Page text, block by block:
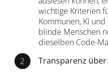
wichtige Kriterien
Kommunen, KI und
blinde Menschen
dieselben Code-
Transparenz über